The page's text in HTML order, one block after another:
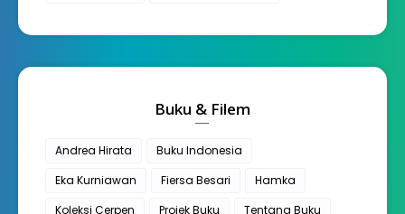
Buku & Filem
Andrea Hirata
Buku Indonesia
Eka Kurniawan
Fiersa Besari
Hamka
Koleksi Cerpen
Projek Buku Tentang Buku